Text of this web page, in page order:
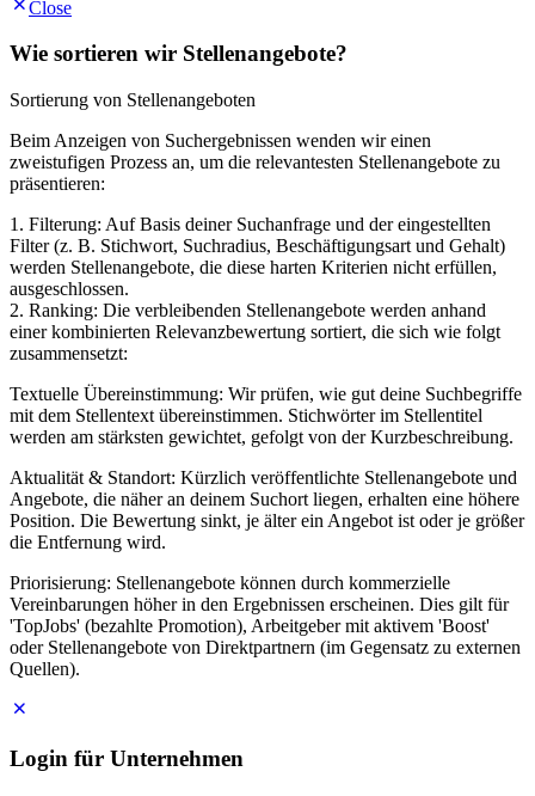
Close
Wie sortieren wir Stellenangebote?
Sortierung von Stellenangeboten
Beim Anzeigen von Suchergebnissen wenden wir einen
zweistufigen Prozess an, um die relevantesten Stellenangebote zu
präsentieren:
1. Filterung: Auf Basis deiner Suchanfrage und der eingestellten
Filter (z. B. Stichwort, Suchradius, Beschäftigungsart und Gehalt)
werden Stellenangebote, die diese harten Kriterien nicht erfüllen,
ausgeschlossen.
2. Ranking: Die verbleibenden Stellenangebote werden anhand
einer kombinierten Relevanzbewertung sortiert, die sich wie folgt
zusammensetzt:
Textuelle Übereinstimmung: Wir prüfen, wie gut deine Suchbegriffe
mit dem Stellentext übereinstimmen. Stichwörter im Stellentitel
werden am stärksten gewichtet, gefolgt von der Kurzbeschreibung.
Aktualität & Standort: Kürzlich veröffentlichte Stellenangebote und
Angebote, die näher an deinem Suchort liegen, erhalten eine höhere
Position. Die Bewertung sinkt, je älter ein Angebot ist oder je größer
die Entfernung wird.
Priorisierung: Stellenangebote können durch kommerzielle
Vereinbarungen höher in den Ergebnissen erscheinen. Dies gilt für
'TopJobs' (bezahlte Promotion), Arbeitgeber mit aktivem 'Boost'
oder Stellenangebote von Direktpartnern (im Gegensatz zu externen
Quellen).
Login für Unternehmen